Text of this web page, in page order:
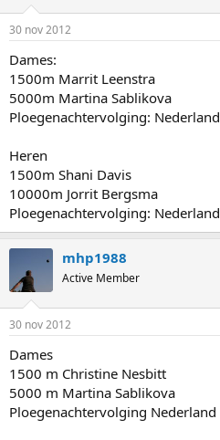
30 nov 2012
Dames:
1500m Marrit Leenstra
5000m Martina Sablikova
Ploegenachtervolging: Nederland
Heren
1500m Shani Davis
10000m Jorrit Bergsma
Ploegenachtervolging: Nederland
mhp1988
Active Member
30 nov 2012
Dames
1500 m Christine Nesbitt
5000 m Martina Sablikova
Ploegenachtervolging Nederland